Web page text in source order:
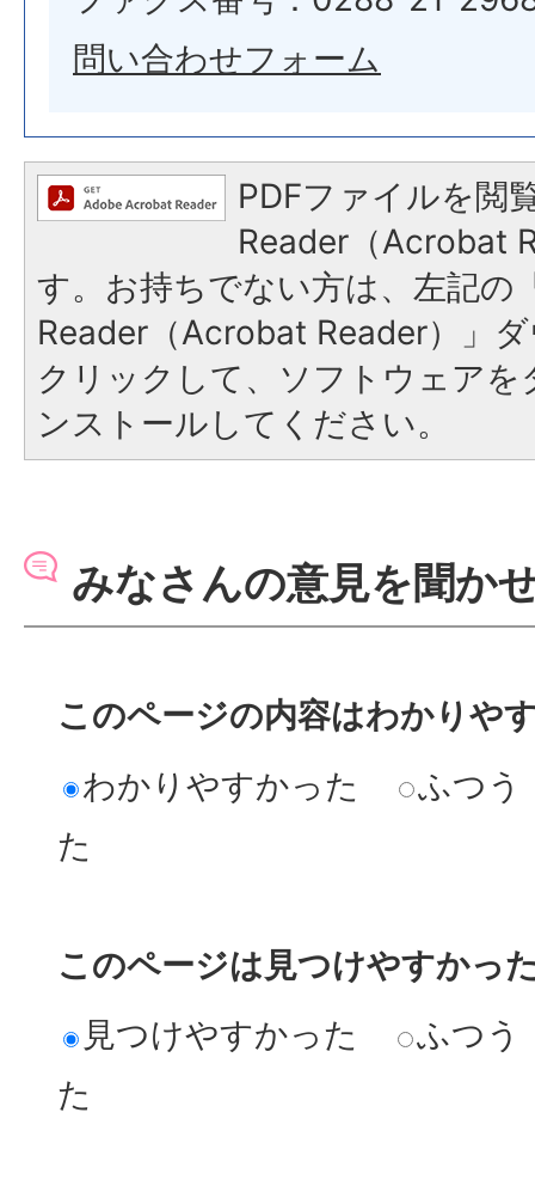
問い合わせフォーム
PDFファイルを閲
Reader（Acrobat
す。お持ちでない方は、左記の
Reader（Acrobat Reader）」
クリックして、ソフトウェア
ンストールしてください。
みなさんの意見を聞か
このページの内容はわかりや
わかりやすかった
ふつう
た
このページは見つけやすかっ
見つけやすかった
ふつう
た